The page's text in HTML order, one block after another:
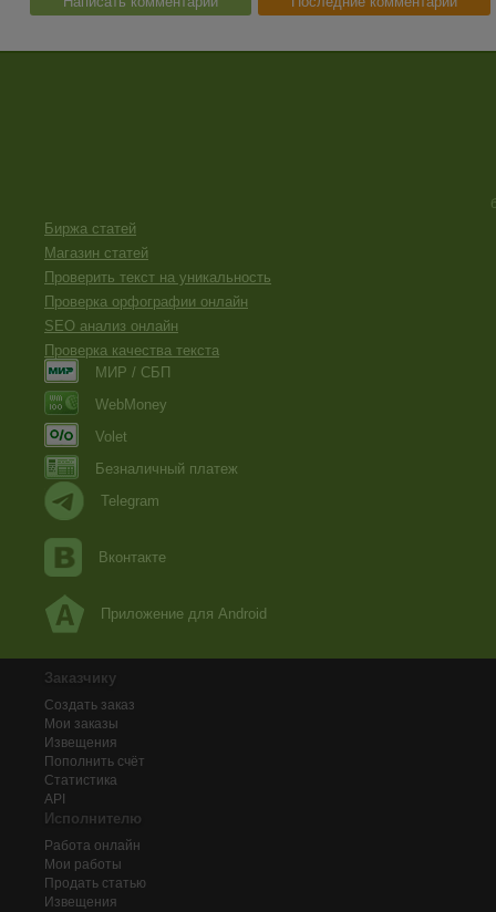
Биржа статей
Магазин статей
Проверить текст на уникальность
Проверка орфографии онлайн
SEO анализ онлайн
Проверка качества текста
МИР / СБП
WebMoney
Volet
Безналичный платеж
Telegram
Вконтакте
Приложение для Android
Заказчику
Создать заказ
Мои заказы
Извещения
Пополнить счёт
Статистика
API
Исполнителю
Работа онлайн
Мои работы
Продать статью
Извещения